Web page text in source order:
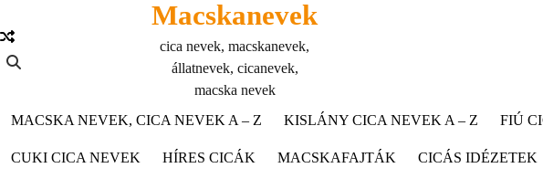
to
content
Macskanevek
cica nevek, macskanevek,
állatnevek, cicanevek,
macska nevek
MACSKA NEVEK, CICA NEVEK A – Z
KISLÁNY CICA NEVEK A – Z FIÚ
CUKI CICA NEVEK HÍRES CICÁK MACSKAFAJTÁK CICÁS IDÉZETEK